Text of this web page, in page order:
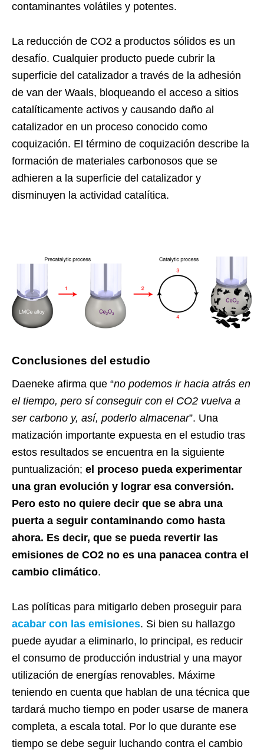
contaminantes volátiles y potentes.
La reducción de CO2 a productos sólidos es un
desafío. Cualquier producto puede cubrir la
superficie del catalizador a través de la adhesión
de van der Waals, bloqueando el acceso a sitios
catalíticamente activos y causando daño al
catalizador en un proceso conocido como
coquización. El término de coquización describe la
formación de materiales carbonosos que se
adhieren a la superficie del catalizador y
disminuyen la actividad catalítica.
Conclusiones del estudio
Daeneke afirma que “no podemos ir hacia atrás en
el tiempo, pero sí conseguir con el CO2 vuelva a
ser carbono y, así, poderlo almacenar”. Una
matización importante expuesta en el estudio tras
estos resultados se encuentra en la siguiente
puntualización; el proceso pueda experimentar
una gran evolución y lograr esa conversión.
Pero esto no quiere decir que se abra una
puerta a seguir contaminando como hasta
ahora. Es decir, que se pueda revertir las
emisiones de CO2 no es una panacea contra el
cambio climático.
Las políticas para mitigarlo deben proseguir para
acabar con las emisiones. Si bien su hallazgo
puede ayudar a eliminarlo, lo principal, es reducir
el consumo de producción industrial y una mayor
utilización de energías renovables. Máxime
teniendo en cuenta que hablan de una técnica que
tardará mucho tiempo en poder usarse de manera
completa, a escala total. Por lo que durante ese
tiempo se debe seguir luchando contra el cambio